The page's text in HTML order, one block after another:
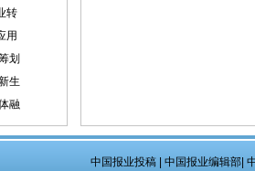
的法律、
： 1、 请
3、 请按
、稿件著
所投之作
无第三人
转
用
划
生
融
中国报业投稿| 中国报业编辑部|